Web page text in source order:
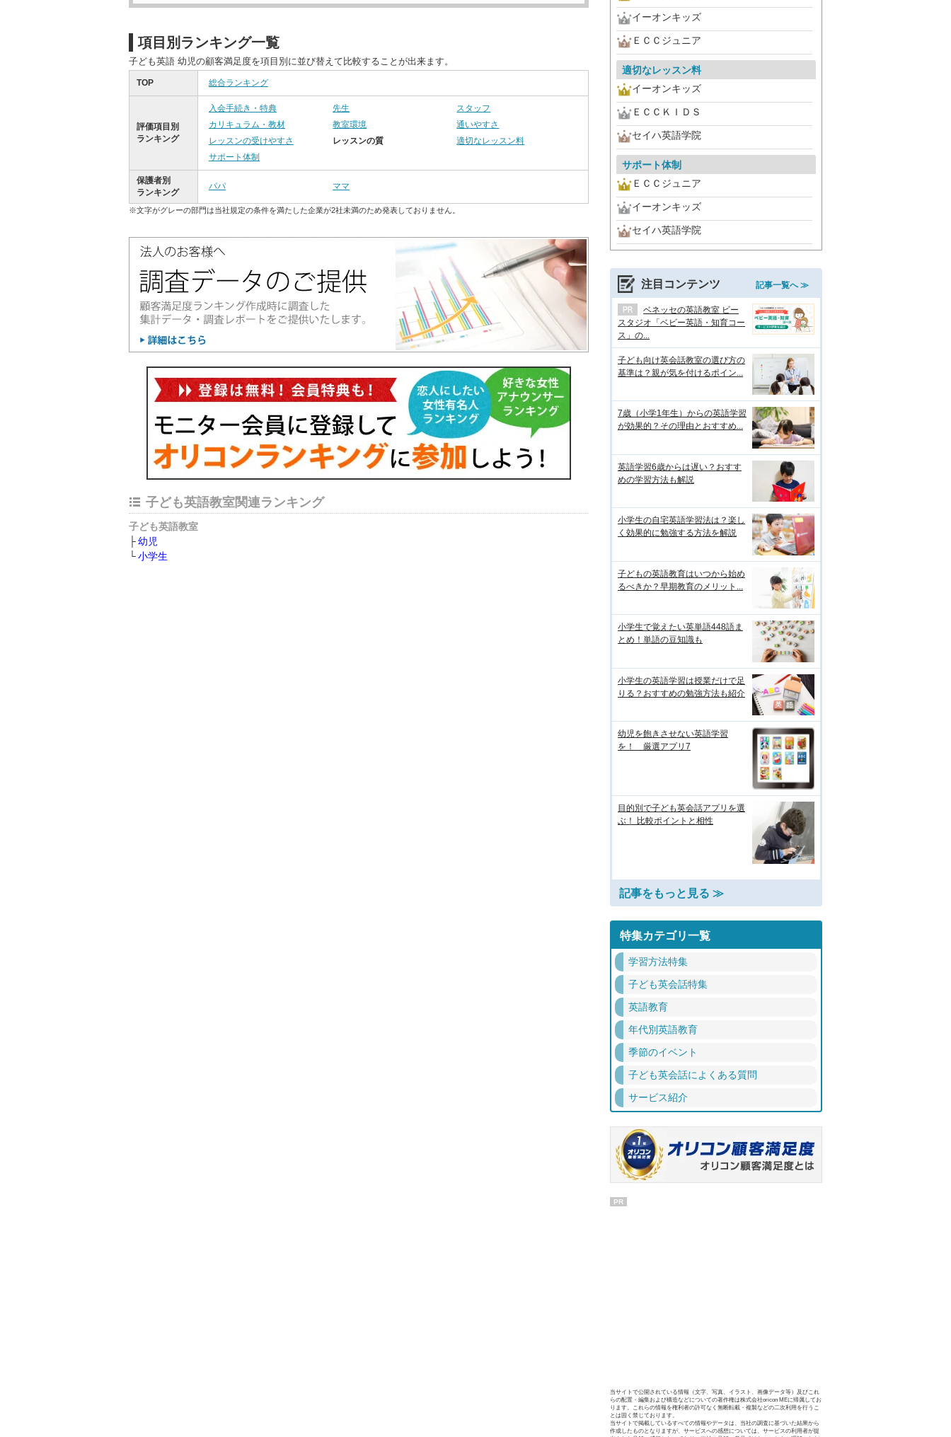
項目別ランキング一覧
子ども英語 幼児の顧客満足度を項目別に並び替えて比較することが出来ます。
TOP 総合ランキング
評価項目別
ランキング
入会手続き・特典 先生
スタッフ
カリキュラム・教材
教室環境
通いやすさ
レッスンの受けやすさ
レッスンの質
適切なレッスン料
サポート体制
保護者別
ランキング
パパ ママ
※文字がグレーの部門は当社規定の条件を満たした企業が2社未満のため発表しておりません。
子ども英語教室関連ランキング
子ども英語教室
幼児
小学生
イーオンキッズ
ＥＣＣジュニア
適切なレッスン料
イーオンキッズ
ＥＣＣＫＩＤＳ
セイハ英語学院
サポート体制
ＥＣＣジュニア
イーオンキッズ
セイハ英語学院
注目コンテンツ 記事一覧へ ≫
ベネッセの英語教室 ビー
スタジオ「ベビー英語・知育コー
ス」の...
子ども向け英会話教室の選び方の
基準は？親が気を付けるポイン...
7歳（小学1年生）からの英語学習
が効果的？その理由とおすすめ...
英語学習6歳からは遅い？おすす
めの学習方法も解説
小学生の自宅英語学習法は？楽し
く効果的に勉強する方法を解説
子どもの英語教育はいつから始め
るべきか？早期教育のメリット...
小学生で覚えたい英単語448語ま
とめ！単語の豆知識も
小学生の英語学習は授業だけで足
りる？おすすめの勉強方法も紹介
幼児を飽きさせない英語学習
を！ 厳選アプリ7
目的別で子ども英会話アプリを選
ぶ！ 比較ポイントと相性
記事をもっと見る ≫
特集カテゴリ一覧
学習方法特集
子ども英会話特集
英語教育
年代別英語教育
季節のイベント
子ども英会話によくある質問
サービス紹介
PR
当サイトで公開されている情報（文字、写真、イラスト、画像データ等）及びこれ
らの配置・編集および構造などについての著作権は株式会社oricon MEに帰属してお
ります。これらの情報を権利者の許可なく無断転載・複製などの二次利用を行うこ
とは固く禁じております。
当サイトで掲載しているすべての情報やデータは、当社の調査に基づいた結果から
作成したものとなりますが、サービスへの感想については、サービスの利用者が提